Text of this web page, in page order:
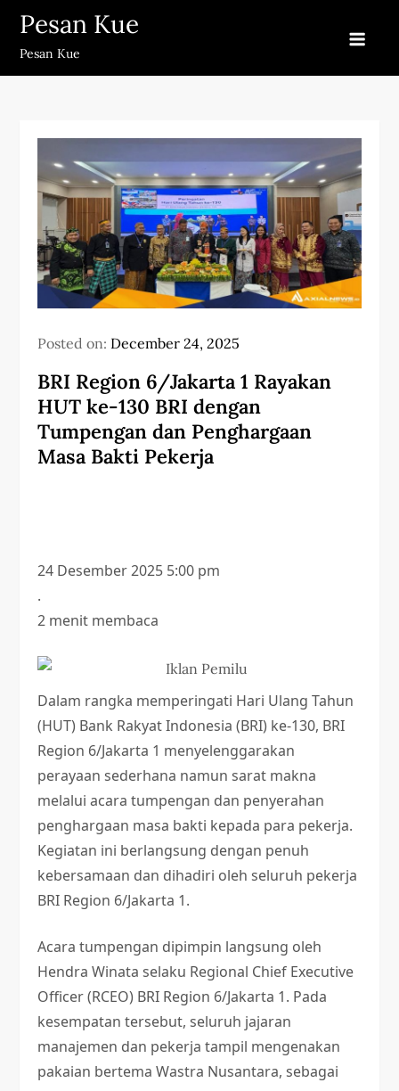
Skip
content
Pesan Kue
Pesan Kue
Posted on: December 24, 2025
BRI Region 6/Jakarta 1 Rayakan
HUT ke-130 BRI dengan
Tumpengan dan Penghargaan
Masa Bakti Pekerja
24 Desember 2025 5:00 pm
.
2 menit membaca
Dalam rangka memperingati Hari Ulang Tahun
(HUT) Bank Rakyat Indonesia (BRI) ke-130, BRI
Region 6/Jakarta 1 menyelenggarakan
perayaan sederhana namun sarat makna
melalui acara tumpengan dan penyerahan
penghargaan masa bakti kepada para pekerja.
Kegiatan ini berlangsung dengan penuh
kebersamaan dan dihadiri oleh seluruh pekerja
BRI Region 6/Jakarta 1.
Acara tumpengan dipimpin langsung oleh
Hendra Winata selaku Regional Chief Executive
Officer (RCEO) BRI Region 6/Jakarta 1. Pada
kesempatan tersebut, seluruh jajaran
manajemen dan pekerja tampil mengenakan
pakaian bertema Wastra Nusantara, sebagai